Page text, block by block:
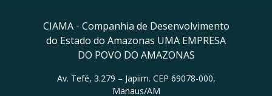
CIAMA - Companhia de Desenvolvimento
do Estado do Amazonas UMA EMPRESA
DO POVO DO AMAZONAS
Av. Tefé, 3.279 – Japiim. CEP 69078-000,
Manaus/AM